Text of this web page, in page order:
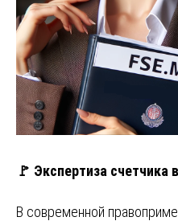
🚩 Экспертиза счетчика
В современной